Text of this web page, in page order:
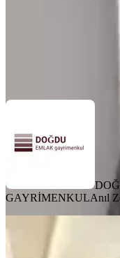
DOĞDU EMLAK
GAYRİMENKULAnıl
BALKONLU